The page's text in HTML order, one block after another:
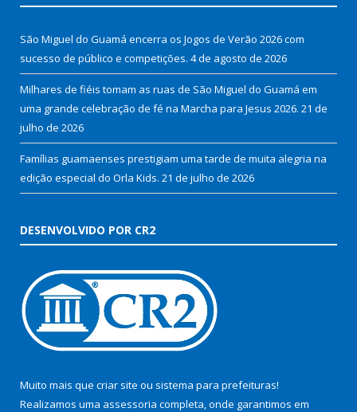
São Miguel do Guamá encerra os Jogos de Verão 2026 com
sucesso de público e competições. 4 de agosto de 2026
Milhares de fiéis tomam as ruas de São Miguel do Guamá em
uma grande celebração de fé na Marcha para Jesus 2026. 21 de
julho de 2026
Famílias guamaenses prestigiam uma tarde de muita alegria na
edição especial do Orla Kids. 21 de julho de 2026
DESENVOLVIDO POR CR2
Muito mais que criar site ou sistema para prefeituras!
Realizamos uma assessoria completa, onde garantimos em